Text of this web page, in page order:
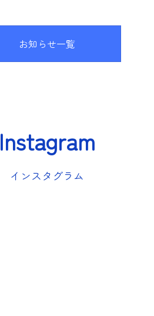
お知らせ一覧
Instagram
インスタグラム